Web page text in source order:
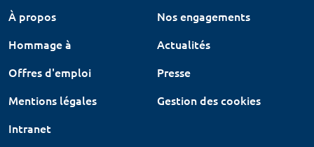
À propos
Nos engagements
Hommage à
Actualités
Offres d'emploi
Presse
Mentions légales
Gestion des cookies
Intranet